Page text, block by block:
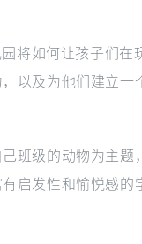
园将如何让孩子们
以及为他们建立一
班级的动物为主题
启发性和愉悦感的